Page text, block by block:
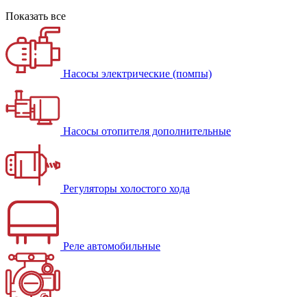
Показать все
Насосы электрические (помпы)
Насосы отопителя дополнительные
Регуляторы холостого хода
Реле автомобильные